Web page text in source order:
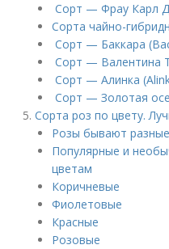
Сорт — Фрау Карл
Сорта чайно-
Сорт — Баккара
Сорт — Валентина
Сорт — Алинка
Сорт — Золотая
Сорта роз по цвету.
Розы бывают
Популярные и
цветам
Коричневые
Фиолетовые
Красные
Розовые